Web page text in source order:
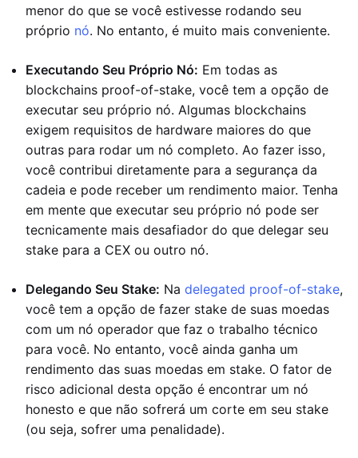
menor do que se você estivesse rodando seu
próprio nó. No entanto, é muito mais conveniente.
Executando Seu Próprio Nó: Em todas as
blockchains proof-of-stake, você tem a opção de
executar seu próprio nó. Algumas blockchains
exigem requisitos de hardware maiores do que
outras para rodar um nó completo. Ao fazer isso,
você contribui diretamente para a segurança da
cadeia e pode receber um rendimento maior. Tenha
em mente que executar seu próprio nó pode ser
tecnicamente mais desafiador do que delegar seu
stake para a CEX ou outro nó.
Delegando Seu Stake: Na delegated proof-of-stake,
você tem a opção de fazer stake de suas moedas
com um nó operador que faz o trabalho técnico
para você. No entanto, você ainda ganha um
rendimento das suas moedas em stake. O fator de
risco adicional desta opção é encontrar um nó
honesto e que não sofrerá um corte em seu stake
(ou seja, sofrer uma penalidade).